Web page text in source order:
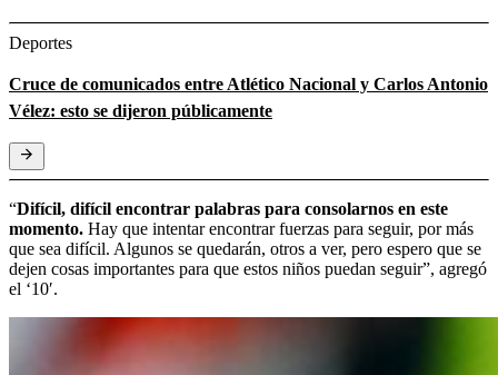
Deportes
Cruce de comunicados entre Atlético Nacional y Carlos Antonio
Vélez: esto se dijeron públicamente
“Difícil, difícil encontrar palabras para consolarnos en este
momento. Hay que intentar encontrar fuerzas para seguir, por más
que sea difícil. Algunos se quedarán, otros a ver, pero espero que se
dejen cosas importantes para que estos niños puedan seguir”, agregó
el ‘10′.